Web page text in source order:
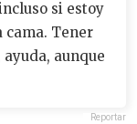
si estoy
cama. Tener
aunque
Reportar